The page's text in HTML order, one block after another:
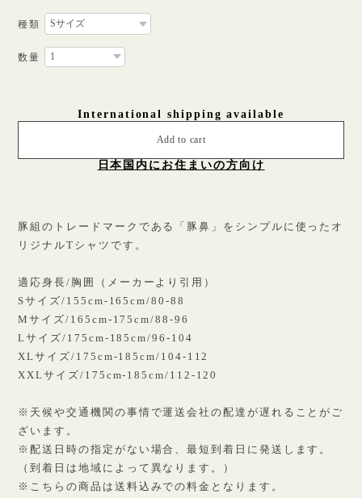
種類
数量
International shipping available
Add to cart
日本国内にお住まいの方向け
豚組のトレードマークである「豚鼻」をシンプルに使ったオ
リジナルTシャツです。
適応身長/胸囲（メーカーより引用）
Sサイズ/155cm-165cm/80-88
Mサイズ/165cm-175cm/88-96
Lサイズ/175cm-185cm/96-104
XLサイズ/175cm-185cm/104-112
XXLサイズ/175cm-185cm/112-120
※天候や交通機関の事情で運送会社の配達が遅れることがご
ざいます。
※配送日時の指定がない場合、最短到着日に発送します。
（到着日は地域によって異なります。）
※こちらの商品は送料込みでの料金となります。